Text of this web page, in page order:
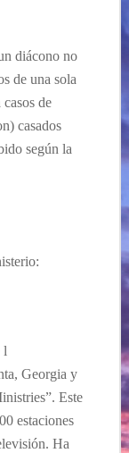
diáconono
de una sola
casos de
casados
según la
:
l
Georgia y
Este
estaciones
Ha